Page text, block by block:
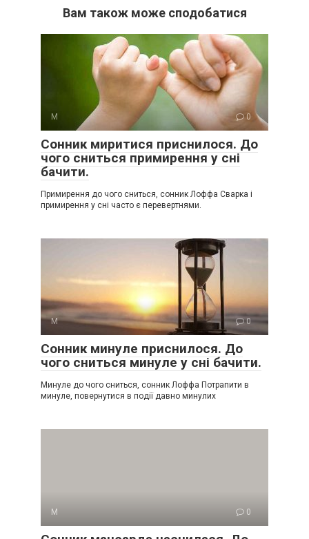
Вам також може сподобатися
М 0
Сонник миритися приснилося. До
чого сниться примирення у сні
бачити.
Примирення до чого сниться, сонник Лоффа Сварка і
примирення у сні часто є перевертнями.
М 0
Сонник минуле приснилося. До
чого сниться минуле у сні бачити.
Минуле до чого сниться, сонник Лоффа Потрапити в
минуле, повернутися в події давно минулих
М 0